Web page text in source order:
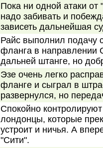
Пока ни одной атаки от
надо забивать и
зависеть дальнейшая
Райс выполнил подачу
фланга в направлении
дальней штанге, но
Эзе очень легко
фланге и сыграл в
развернулся, но
Спокойно
лондонцы, которые
устроит и ничья. А
"Сити".